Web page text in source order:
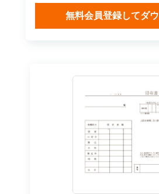
無料会員登録してダ